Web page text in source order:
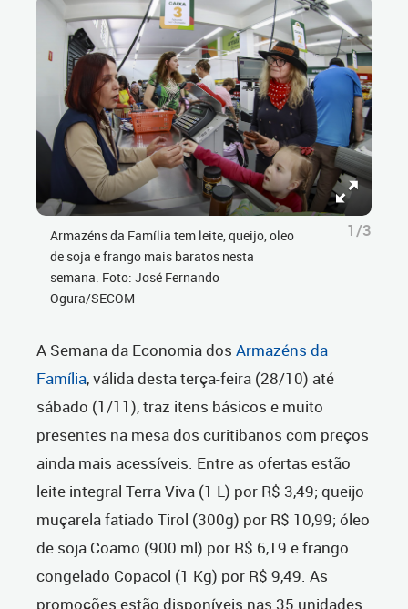
Armazéns da Família tem leite, queijo, oleo
de soja e frango mais baratos nesta
semana. Foto: José Fernando
Ogura/SECOM
1/3
A Semana da Economia dos Armazéns da
Família, válida desta terça-feira (28/10) até
sábado (1/11), traz itens básicos e muito
presentes na mesa dos curitibanos com preços
ainda mais acessíveis. Entre as ofertas estão
leite integral Terra Viva (1 L) por R$ 3,49; queijo
muçarela fatiado Tirol (300g) por R$ 10,99; óleo
de soja Coamo (900 ml) por R$ 6,19 e frango
congelado Copacol (1 Kg) por R$ 9,49. As
promoções estão disponíveis nas 35 unidades